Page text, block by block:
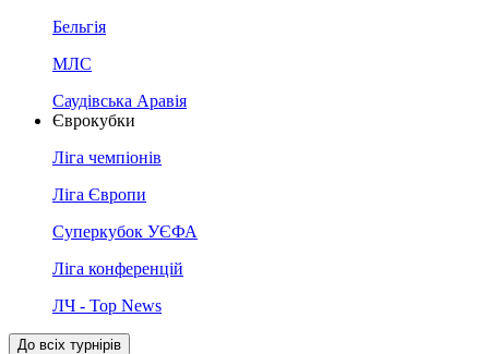
Бельгія
МЛС
Саудівська Аравія
Єврокубки
Ліга чемпіонів
Ліга Європи
Суперкубок УЄФА
Ліга конференцій
ЛЧ - Top News
До всіх турнірів